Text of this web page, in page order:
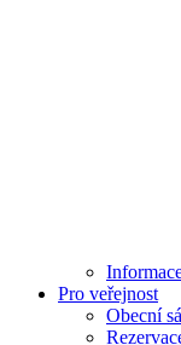
Pro veřejnost
Obecní